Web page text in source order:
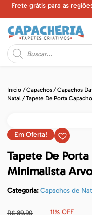
Frete grátis para as
Início /Capachos /Capachos
Natal / Tapete De Porta
Em Oferta!
Tapete De
Minimalista
Categoria: Capachos de
R$89,90 11% OFF